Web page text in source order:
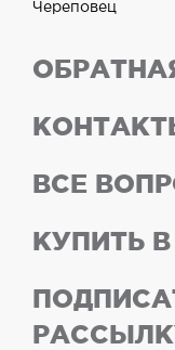
Череповец
ВСЕ
КУПИТЬ